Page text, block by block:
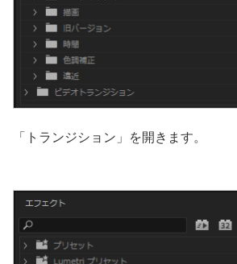
「トランジション」を開きます。